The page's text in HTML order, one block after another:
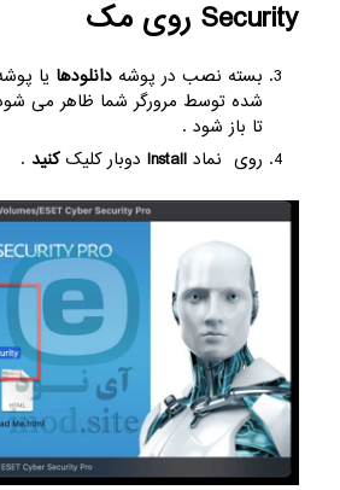
Security روی مک
بسته نصب در پوشه دانلودها یا
شده توسط مرورگر شما ظاهر می
تا باز شود .
روی نماد Installدوبار کلیککنید .